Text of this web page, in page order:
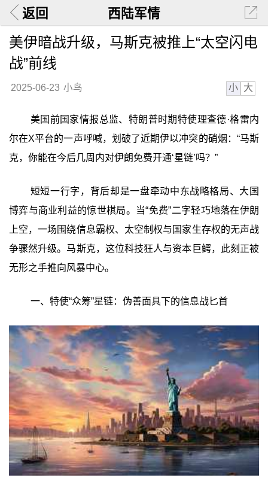
返回 西陆军情
美伊暗战升级，马斯克被推上“太空闪电
战”前线
2025-06-23 小鸟 小 大
美国前国家情报总监、特朗普时期特使理查德·格雷内
尔在X平台的一声呼喊，划破了近期伊以冲突的硝烟：“马斯
克，你能在今后几周内对伊朗免费开通‘星链’吗？”
短短一行字，背后却是一盘牵动中东战略格局、大国
博弈与商业利益的惊世棋局。当“免费”二字轻巧地落在伊朗
上空，一场围绕信息霸权、太空制权与国家生存权的无声战
争骤然升级。马斯克，这位科技狂人与资本巨鳄，此刻正被
无形之手推向风暴中心。
一、特使“众筹”星链：伪善面具下的信息战匕首